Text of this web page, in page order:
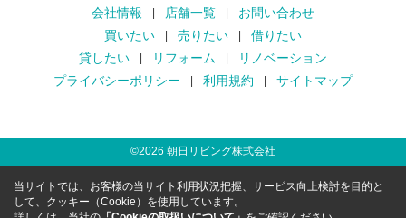
会社情報 店舗一覧
お問い合わせ
買いたい
売りたい
借りたい
貸したい
リフォーム
リノベーション
プライバシーポリシー
利用規約 サイトマップ
©2026 朝日リビング株式会社
当サイトでは、お客様の当サイト利用状況把握、サービス向上検討を目的と
して、クッキー（Cookie）を使用しています。